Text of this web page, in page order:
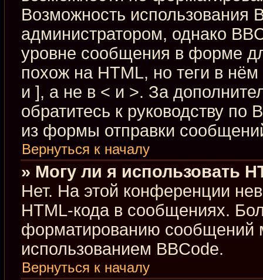
Возможность использования
администратором, однако
уровне сообщения в форме
похож на HTML, но теги в
и ], а не в < и >. За
обратитесь к руководству по
из формы отправки
Вернуться к началу
» Могу ли я использовать
Нет. На этой конференции
HTML-кода в сообщениях.
форматированию сообщений
использованием BBCode.
Вернуться к началу